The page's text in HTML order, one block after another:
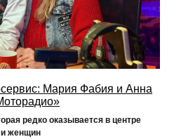
Мария Фабия и Анна
редко оказывается в центре
женщин